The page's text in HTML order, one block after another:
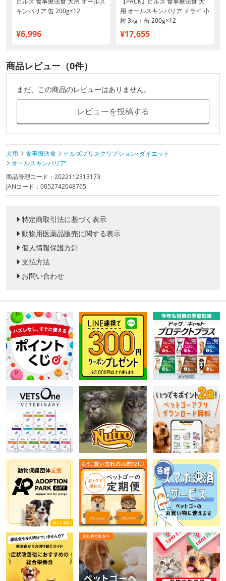
キンバリア 缶 200g×12
¥6,996
用 オールスキンバリア ドライ 小
粒 3kg＋缶 200g×12
¥17,655
商品レビュー（0件）
まだ、この商品のレビューはありません。
レビューを投稿する
犬用 食事療法食
ヒルズプリスクリプション･ダイエット
オールスキンバリア
商品管理コード：2022112313173
JANコード：0052742048765
特定商取引法に基づく表示
動物用医薬品販売に関する表示
個人情報保護方針
支払方法
お問い合わせ